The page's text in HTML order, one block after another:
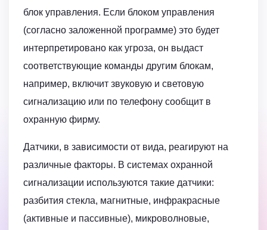
блок управления. Если блоком управления
(согласно заложенной программе) это будет
интерпретировано как угроза, он выдаст
соответствующие команды другим блокам,
например, включит звуковую и световую
сигнализацию или по телефону сообщит в
охранную фирму.
Датчики, в зависимости от вида, реагируют на
различные факторы. В системах охранной
сигнализации используются такие датчики:
разбития стекла, магнитные, инфракрасные
(активные и пассивные), микроволновые,